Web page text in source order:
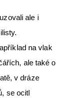
ale i
na vlak
ale také o
v dráze
se ocitl